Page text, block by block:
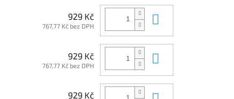
929 Kč
767,77 Kč bez DPH
929 Kč
767,77 Kč bez DPH
929 Kč